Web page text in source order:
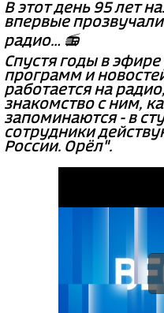
В этот день 95 лет
впервые
радио... 📻
Спустя годы в
программ и
работается на
знакомство с ним,
запоминаются - в
сотрудники
России. Орёл".